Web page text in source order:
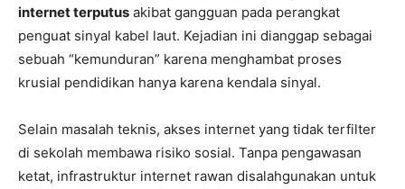
internet terputus akibat gangguan pada perangkat
penguat sinyal kabel laut. Kejadian ini dianggap sebagai
sebuah “kemunduran” karena menghambat proses
krusial pendidikan hanya karena kendala sinyal.
Selain masalah teknis, akses internet yang tidak terfilter
di sekolah membawa risiko sosial. Tanpa pengawasan
ketat, infrastruktur internet rawan disalahgunakan untuk